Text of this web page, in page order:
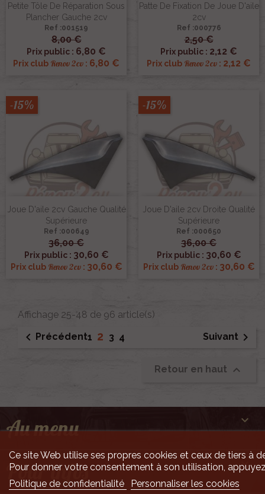
Petite Tôle De Réparation Sous
Plancher Gauche 2cv
Ref :001519
8,00 €
Prix public : 6,80 €
Prix club Renov 2cv : 6,80 €
Patte De Fixation De Joue D'aile
2cv
Ref :000776
2,50 €
Prix public : 2,12 €
Prix club Renov 2cv : 2,12 €
Joue D'aile 2cv Gauche Qualité
Supérieure
Ref :000649
36,00 €
Prix public : 30,60 €
Prix club Renov 2cv: 30,60 €
-15%
Joue D'aile 2cv Droite Qualité
Supérieure
Ref :000650
36,00 €
Prix public : 30,60 €
Prix club Renov 2cv: 30,60 €
-15%
Affichage 25-48 de 96 article(s)
 Précédent1 2 3 4 Suivant 
Retour en haut 
Au menu 
Pour infos 
Ce site Web utilise ses propres cookies et ceux de tiers à
Pour donner votre consentement à son utilisation,
Politique de confidentialité
Personnaliser les cookies